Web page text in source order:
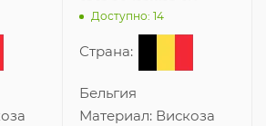
Доступно: 14
Страна:
Бельгия
Материал: Вискоза